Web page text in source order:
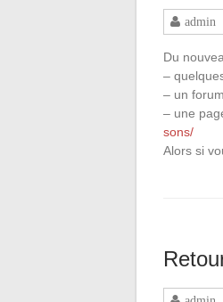
admin
Du
–
– un
– une
sons/
Alors si